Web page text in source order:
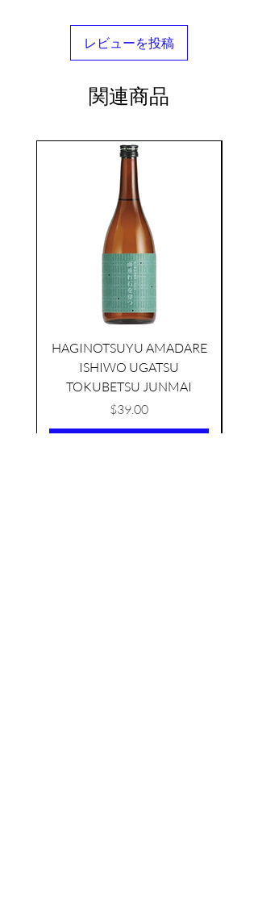
レビューを投稿
関連商品
HAGINOTSUYU AMADARE
ISHIWO UGATSU
TOKUBETSU JUNMAI
価格
$39.00
KIKUSUI SAKAMAI JDG
GENSHU 720ML
few days ago